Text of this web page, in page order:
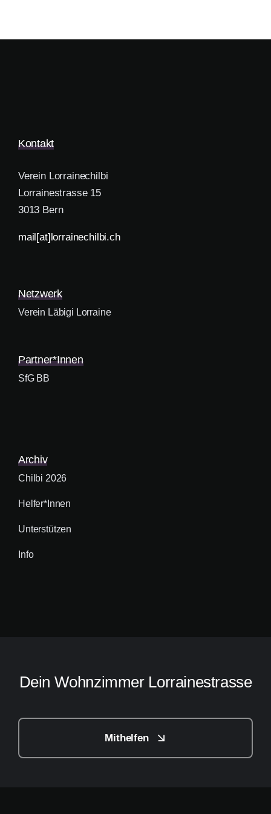
Kontakt
Verein Lorrainechilbi
Lorrainestrasse 15
3013 Bern
mail[at]lorrainechilbi.ch
Netzwerk
Verein Läbigi Lorraine
Partner*innen
SfG BB
Archiv
Chilbi 2026
Helfer*innen
Unterstützen
Info
Dein Wohnzimmer Lorrainestrasse
Mithelfen